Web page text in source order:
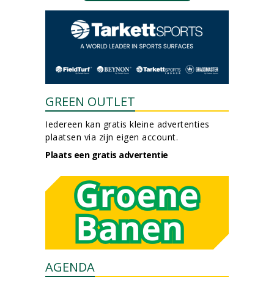
GREEN OUTLET
Iedereen kan gratis kleine advertenties
plaatsen via zijn eigen account.
Plaats een gratis advertentie
AGENDA